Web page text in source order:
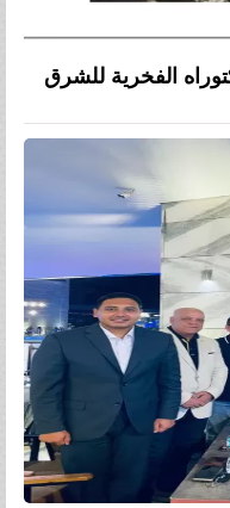
الفخرية للشرق